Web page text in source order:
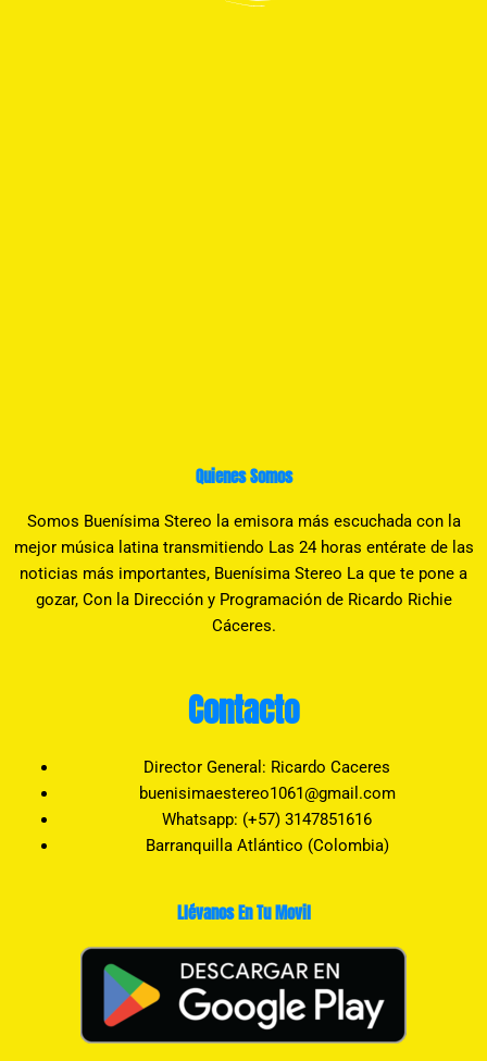
Quienes Somos
Somos Buenísima Stereo la emisora más escuchada con la
mejor música latina transmitiendo Las 24 horas entérate de las
noticias más importantes, Buenísima Stereo La que te pone a
gozar, Con la Dirección y Programación de Ricardo Richie
Cáceres.
Contacto
Director General: Ricardo Caceres
buenisimaestereo1061@gmail.com
Whatsapp: (+57) 3147851616
Barranquilla Atlántico (Colombia)
Llévanos En Tu Movil